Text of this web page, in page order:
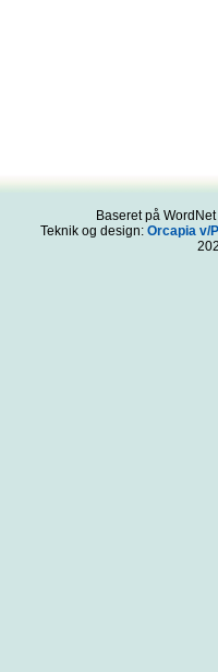
Baseret på
Teknik og design: Orcapia v/